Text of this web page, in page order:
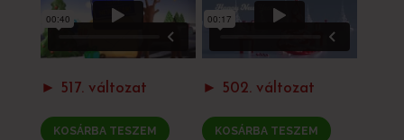
► 517. változat
KOSÁRBA TESZEM
► 502. változat
KOSÁRBA TESZEM